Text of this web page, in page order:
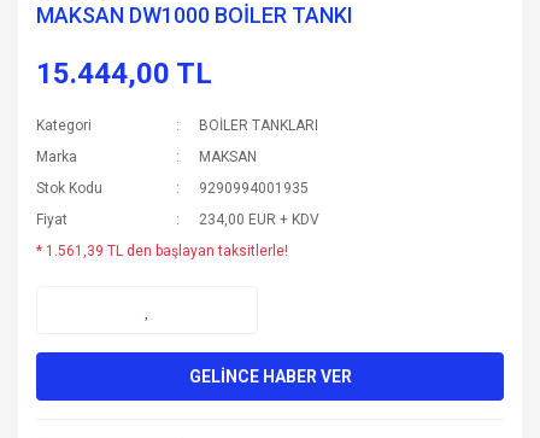
MAKSAN DW1000 BOİLER TANKI
15.444,00 TL
Kategori
BOİLER TANKLARI
Marka
MAKSAN
Stok Kodu
9290994001935
Fiyat
234,00 EUR + KDV
* 1.561,39 TL den başlayan taksitlerle!
GELİNCE HABER VER